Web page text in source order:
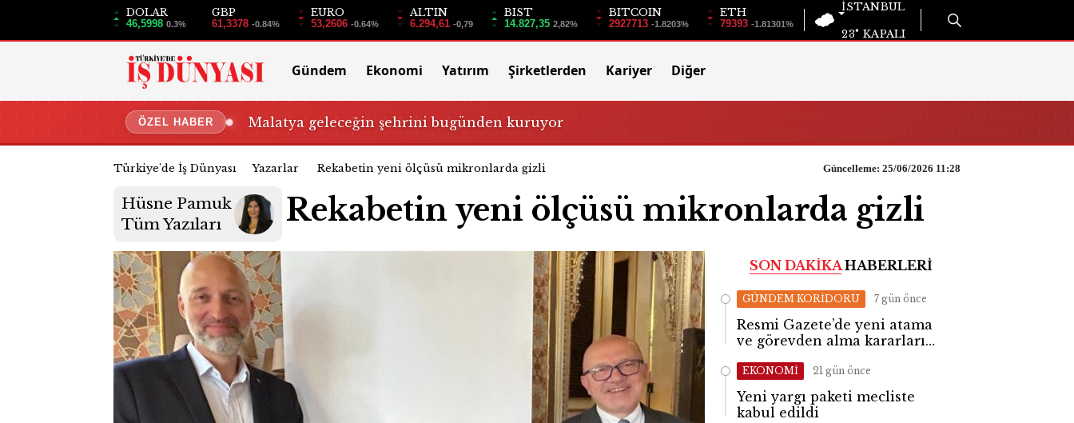
DOLAR
46,5998 0.3%
GBP
61,3378 -0.84%
EURO
53,2606 -0.64%
ALTIN
6.294,61 -0,79
BIST
14.827,35 2,82%
BITCOIN
2927713 -1.8203%
ETH
79393 -1.81301%
İSTANBUL
23° KAPALI
Gündem Ekonomi Yatırım Şirketlerden Kariyer Diğer
ÖZEL HABER Malatya geleceğin şehrini bugünden kuruyor
Türkiye'de İş Dünyası Yazarlar Rekabetin yeni ölçüsü mikronlarda gizli Güncelleme: 25/06/2026 11:28
Hüsne Pamuk
Tüm Yazıları
Rekabetin yeni ölçüsü mikronlarda gizli
SON DAKİKAHABERLERİ
GÜNDEM KORİDORU 7 gün önce
Resmi Gazete’de yeni atama
ve görevden alma kararları
EKONOMİ 21 gün önce
Yeni yargı paketi mecliste
kabul edildi